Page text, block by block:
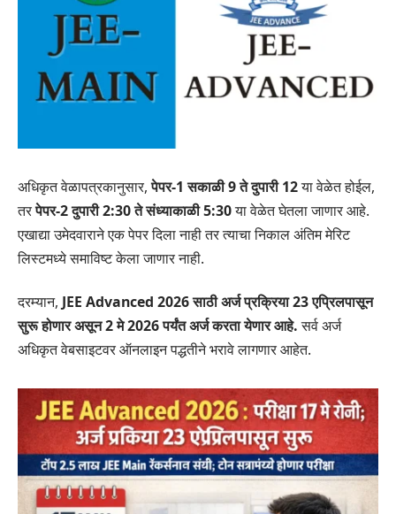
अधिकृत वेळापत्रकानुसार,पेपर-1 सकाळी 9 ते दुपारी 12या वेळेत होईल,
तरपेपर-2 दुपारी 2:30 ते संध्याकाळी 5:30या वेळेत घेतला जाणार आहे.
एखाद्या उमेदवाराने एक पेपर दिला नाही तर त्याचा निकाल अंतिम मेरिट
लिस्टमध्ये समाविष्ट केला जाणार नाही.
दरम्यान, JEE Advanced 2026 साठी अर्ज प्रक्रिया 23 एप्रिलपासून
सुरू होणार असून 2 मे 2026 पर्यंत अर्ज करता येणार आहे.सर्व अर्ज
अधिकृत वेबसाइटवर ऑनलाइन पद्धतीने भरावे लागणार आहेत.